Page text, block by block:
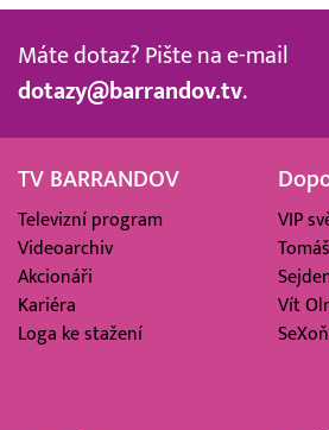
Máte dotaz? Pište na e-mail
dotazy@barrandov.tv.
TV BARRANDOV
Televizní program
Videoarchiv
Akcionáři
Kariéra
Loga ke stažení
VIP
Vít